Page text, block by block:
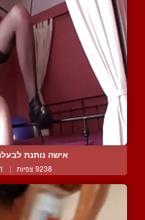
אישה נותנת
9238 צפיות | 1 המלצות